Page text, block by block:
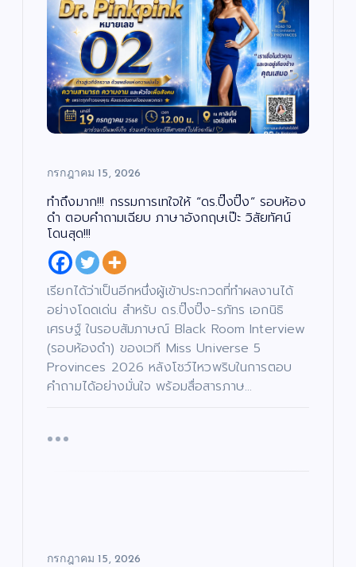
กรกฎาคม 15, 2026
ทำถึงมาก!!! กรรมการเทใจให้ “ดร.ปิ๊งปิ๊ง” รอบห้อง
ดำ ตอบคำถามเฉียบ ภาษาอังกฤษเป๊ะ วิสัยทัศน์
โดนสุด!!!
เรียกได้ว่าเป็นอีกหนึ่งผู้เข้าประกวดที่ทำผลงานได้
อย่างโดดเด่น สำหรับ ดร.ปิ๊งปิ๊ง-รภัทร เอกนิธิ
เศรษฐ์ ในรอบสัมภาษณ์ Black Room Interview
(รอบห้องดำ) ของเวที Miss Universe 5
Provinces 2026 หลังโชว์ไหวพริบในการตอบ
คำถามได้อย่างมั่นใจ พร้อมสื่อสารภาษ…
กรกฎาคม 15, 2026